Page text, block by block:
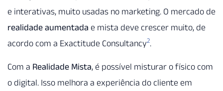
e interativas, muito usadas no marketing. O mercado de
realidade aumentada e mista deve crescer muito, de
acordo com a Exactitude Consultancy2.
Com a Realidade Mista, é possível misturar o físico com
o digital. Isso melhora a experiência do cliente em